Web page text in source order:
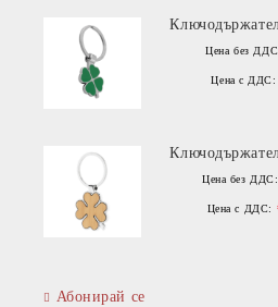
Цена без
Цена с ДДС:
Цена без ДДС:
Цена с ДДС:
Абонирай се